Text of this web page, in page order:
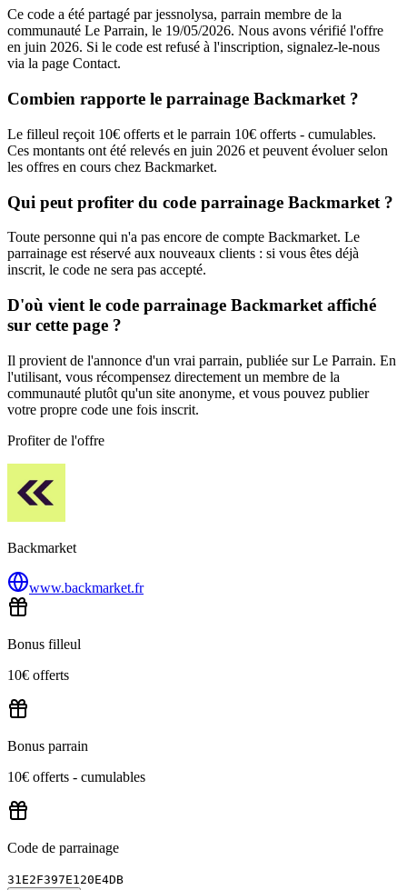
Ce code a été partagé par jessnolysa, parrain membre de la
communauté Le Parrain, le 19/05/2026. Nous avons vérifié l'offre
en juin 2026. Si le code est refusé à l'inscription, signalez-le-nous
via la page Contact.
Combien rapporte le parrainage Backmarket ?
Le filleul reçoit 10€ offerts et le parrain 10€ offerts - cumulables.
Ces montants ont été relevés en juin 2026 et peuvent évoluer selon
les offres en cours chez Backmarket.
Qui peut profiter du code parrainage Backmarket ?
Toute personne qui n'a pas encore de compte Backmarket. Le
parrainage est réservé aux nouveaux clients : si vous êtes déjà
inscrit, le code ne sera pas accepté.
D'où vient le code parrainage Backmarket affiché
sur cette page ?
Il provient de l'annonce d'un vrai parrain, publiée sur Le Parrain. En
l'utilisant, vous récompensez directement un membre de la
communauté plutôt qu'un site anonyme, et vous pouvez publier
votre propre code une fois inscrit.
Profiter de l'offre
Backmarket
www.backmarket.fr
Bonus filleul
10€ offerts
Bonus parrain
10€ offerts - cumulables
Code de parrainage
31E2F397E120E4DB